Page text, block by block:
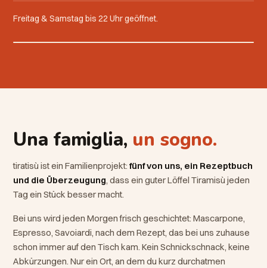
Freitag & Samstag bis 22 Uhr geöffnet.
Una famiglia, un sogno.
tiratisù ist ein Familienprojekt:fünf von uns, ein Rezeptbuch
und die Überzeugung, dass ein guter Löffel Tiramisù jeden
Tag ein Stück besser macht.
Bei uns wird jeden Morgen frisch geschichtet: Mascarpone,
Espresso, Savoiardi, nach dem Rezept, das bei uns zuhause
schon immer auf den Tisch kam. Kein Schnickschnack, keine
Abkürzungen. Nur ein Ort, an dem du kurz durchatmen